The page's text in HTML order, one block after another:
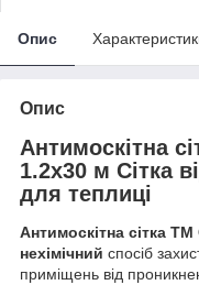
Опис
Опис
Антимоскітна
1.2x30 м Сітка
для теплиці
Антимоскітна сітка
нехімічний спосіб
приміщень від